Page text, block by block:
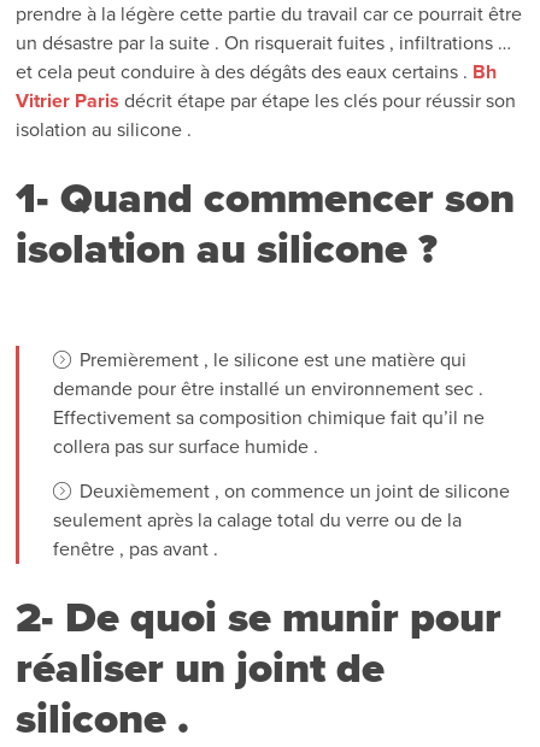
prendre à la légère cette partie du travail car ce pourrait être
un désastre par la suite . On risquerait fuites , infiltrations …
et cela peut conduire à des dégâts des eaux certains . Bh
Vitrier Paris décrit étape par étape les clés pour réussir son
isolation au silicone .
1- Quand commencer son
isolation au silicone ?
Premièrement , le silicone est une matière qui
demande pour être installé un environnement sec .
Effectivement sa composition chimique fait qu’il ne
collera pas sur surface humide .
Deuxièmement , on commence un joint de silicone
seulement après la calage total du verre ou de la
fenêtre , pas avant .
2- De quoi se munir pour
réaliser un joint de
silicone .